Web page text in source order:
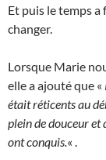
Et puis le temps
changer.
Lorsque Marie
elle a ajouté que «
était réticents au
plein de douceur
ont conquis.« .